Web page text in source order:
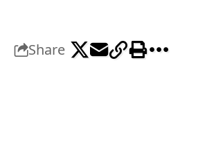
Share